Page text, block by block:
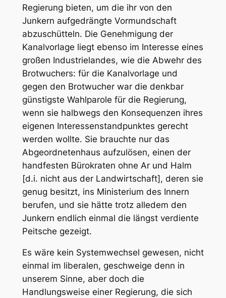
Regierung bieten, um die ihr von den
Junkern aufgedrängte Vormundschaft
abzuschütteln. Die Genehmigung der
Kanalvorlage liegt ebenso im Interesse eines
großen Industrielandes, wie die Abwehr des
Brotwuchers: fürdie Kanalvorlage und
gegen den Brotwucher war die denkbar
günstigste Wahlparole für die Regierung,
wenn sie halbwegs den Konsequenzen ihres
eigenen Interessenstandpunktes gerecht
werden wollte. Sie brauchte nur das
Abgeordnetenhaus aufzulösen, einen der
handfesten Bürokraten ohne Ar und Halm
[d.i. nicht aus der Landwirtschaft], deren sie
genug besitzt, ins Ministerium des Innern
berufen, und sie hätte trotz alledem den
Junkern endlich einmal die längst verdiente
Peitsche gezeigt.
Es wäre kein Systemwechsel gewesen, nicht
einmal im liberalen, geschweige denn in
unserem Sinne, aber doch die
Handlungsweise einer Regierung, die sich